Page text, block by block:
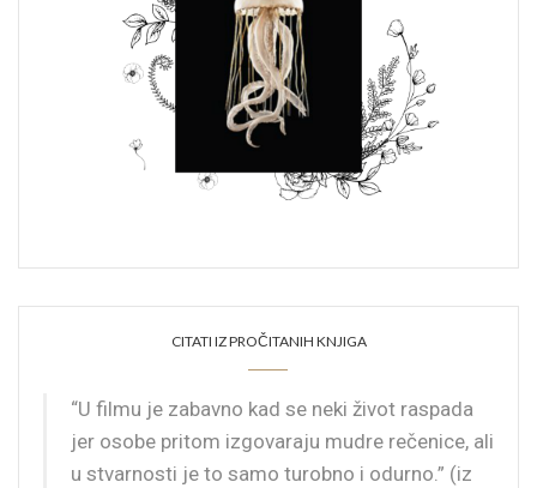
CITATI IZ PROČITANIH KNJIGA
“U filmu je zabavno kad se neki život raspada
jer osobe pritom izgovaraju mudre rečenice, ali
u stvarnosti je to samo turobno i odurno.” (iz